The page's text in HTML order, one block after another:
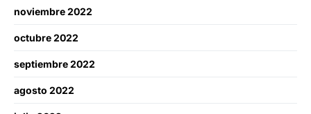
noviembre 2022
octubre 2022
septiembre 2022
agosto 2022